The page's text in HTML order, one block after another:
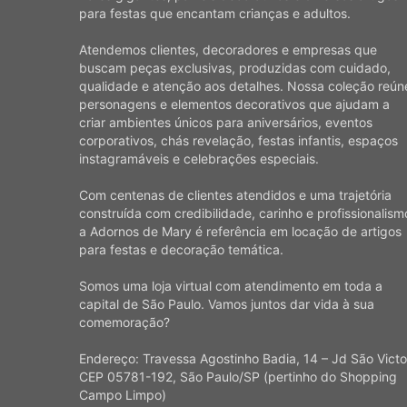
para festas que encantam crianças e adultos.
Atendemos clientes, decoradores e empresas que
buscam peças exclusivas, produzidas com cuidado,
qualidade e atenção aos detalhes. Nossa coleção
personagens e elementos decorativos que ajudam a
criar ambientes únicos para aniversários, eventos
corporativos, chás revelação, festas infantis, espaços
instagramáveis e celebrações especiais.
Com centenas de clientes atendidos e uma trajetória
construída com credibilidade, carinho e
a Adornos de Mary é referência em locação de artigos
para festas e decoração temática.
Somos uma loja virtual com atendimento em toda a
capital de São Paulo. Vamos juntos dar vida à sua
comemoração?
Endereço: Travessa Agostinho Badia, 14 – Jd São
CEP 05781-192, São Paulo/SP (pertinho do Shopping
Campo Limpo)